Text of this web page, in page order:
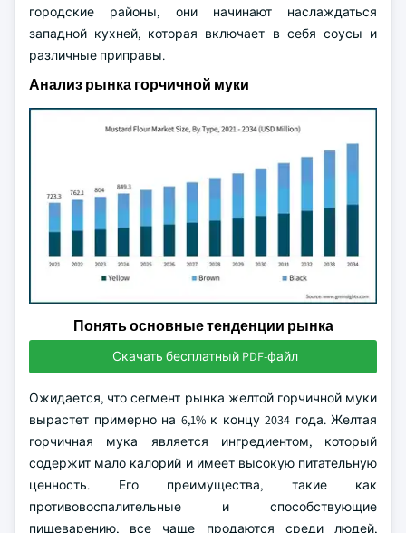
городские районы, они начинают наслаждаться
западной кухней, которая включает в себя соусы и
различные приправы.
Анализ рынка горчичной муки
Понять основные тенденции рынка
Скачать бесплатный PDF-файл
Ожидается, что сегмент рынка желтой горчичной муки
вырастет примерно на 6,1% к концу 2034 года. Желтая
горчичная мука является ингредиентом, который
содержит мало калорий и имеет высокую питательную
ценность. Его преимущества, такие как
противовоспалительные и способствующие
пищеварению, все чаще продаются среди людей,